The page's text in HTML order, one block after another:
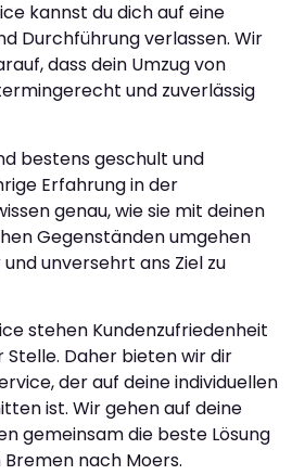
kannst du dich auf eine
Durchführung verlassen. Wir
dass dein Umzug von
und zuverlässig
bestens geschult und
Erfahrung in der
genau, wie sie mit deinen
Gegenständen umgehen
unversehrt ans Ziel zu
stehen Kundenzufriedenheit
Daher bieten wir dir
der auf deine individuellen
ist. Wir gehen auf deine
gemeinsam die beste Lösung
nach Moers.